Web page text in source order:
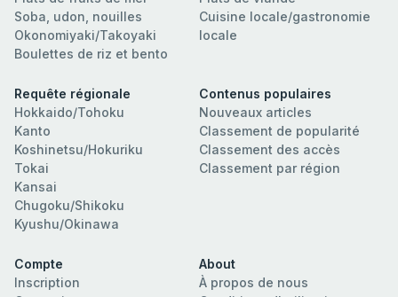
Soba, udon, nouilles
Okonomiyaki/Takoyaki
Boulettes de riz et bento
Cuisine locale/gastronomie
locale
Requête régionale
Hokkaido/Tohoku
Kanto
Koshinetsu/Hokuriku
Tokai
Kansai
Chugoku/Shikoku
Kyushu/Okinawa
Contenus populaires
Nouveaux articles
Classement de popularité
Classement des accès
Classement par région
Compte
Inscription
About
À propos de nous